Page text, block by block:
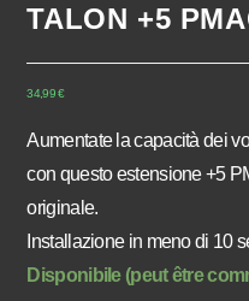
TALON +5
34,99€
Aumentate la capacità dei
con questo estensione +5
originale.
Installazione in meno di 10
Disponibile (peut être